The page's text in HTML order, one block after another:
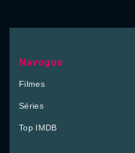
Navegue
Filmes
Séries
Top IMDB